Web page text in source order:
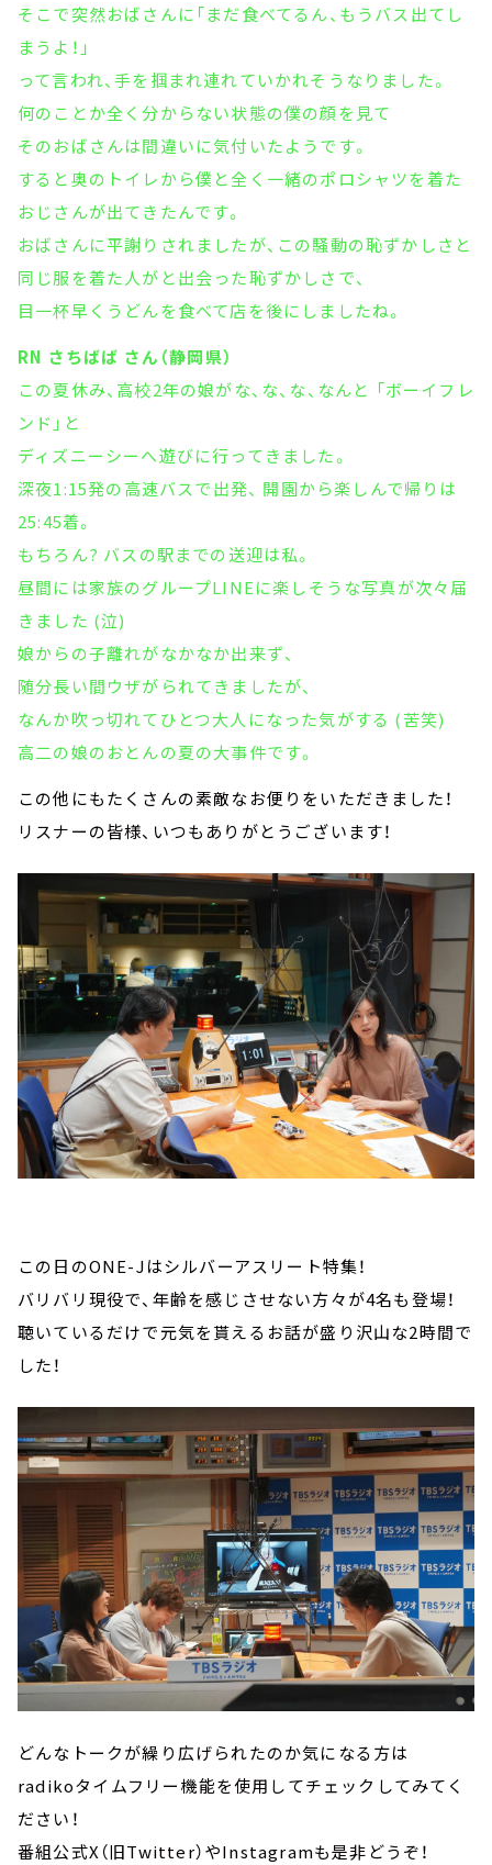
そこで突然おばさんに「まだ食べてるん、もうバス出てし
まうよ！」
って言われ、手を掴まれ連れていかれそうなりました。
何のことか全く分からない状態の僕の顔を見て
そのおばさんは間違いに気付いたようです。
すると奥のトイレから僕と全く一緒のポロシャツを着た
おじさんが出てきたんです。
おばさんに平謝りされましたが、この騒動の恥ずかしさと
同じ服を着た人がと出会った恥ずかしさで、
目一杯早くうどんを食べて店を後にしましたね。
RN さちばば さん（静岡県）
この夏休み、高校2年の娘がな、な、な、なんと 「ボーイフレ
ンド」と
ディズニーシーへ遊びに行ってきました。
深夜1:15発の高速バスで出発、 開園から楽しんで帰りは
25:45着。
もちろん? バスの駅までの送迎は私。
昼間には家族のグループLINEに楽しそうな写真が次々届
きました (泣)
娘からの子離れがなかなか出来ず、
随分長い間ウザがられてきましたが、
なんか吹っ切れてひとつ大人になった気がする (苦笑)
高二の娘のおとんの夏の大事件です。
この他にもたくさんの素敵なお便りをいただきました！
リスナーの皆様、いつもありがとうございます！
この日のONE-Jはシルバーアスリート特集！
バリバリ現役で、年齢を感じさせない方々が4名も登場！
聴いているだけで元気を貰えるお話が盛り沢山な2時間で
した！
どんなトークが繰り広げられたのか気になる方は
radikoタイムフリー機能を使用してチェックしてみてく
ださい！
番組公式X（旧Twitter）やInstagramも是非どうぞ！